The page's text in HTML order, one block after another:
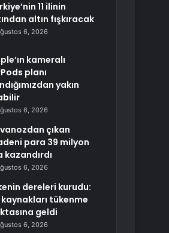
11 ilinin
altın fışkıracak
6, 2026
kameralı
planı
yakın
6, 2026
çıkan
para 39 milyon
kazandırdı
6, 2026
dereleri kurudu:
kaynakları tükenme
geldi
6, 2026